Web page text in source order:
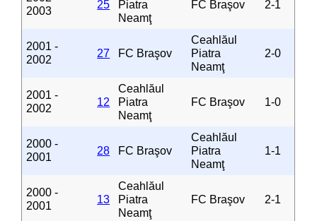
2003
25
Piatra
Neamţ
FC Braşov 2-1
2001 -
2002
27 FC Braşov
Ceahlăul
Piatra
Neamţ
2-0
2001 -
2002
12
Ceahlăul
Piatra
Neamţ
FC Braşov 1-0
2000 -
2001
28 FC Braşov
Ceahlăul
Piatra
Neamţ
1-1
2000 -
2001
13
Ceahlăul
Piatra
Neamţ
FC Braşov 2-1